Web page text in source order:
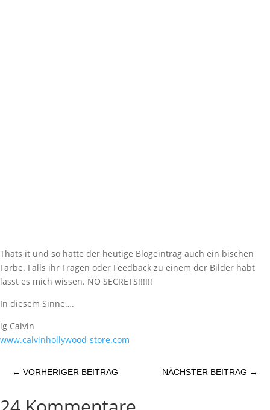
Thats it und so hatte der heutige Blogeintrag auch ein bischen
Farbe. Falls ihr Fragen oder Feedback zu einem der Bilder habt
lasst es mich wissen. NO SECRETS!!!!!!
In diesem Sinne….
lg Calvin
www.calvinhollywood-store.com
← VORHERIGER BEITRAG NÄCHSTER BEITRAG →